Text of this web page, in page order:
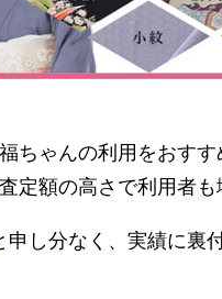
ちゃんの利用をおす
定額の高さで利用者も
申し分なく、実績に裏